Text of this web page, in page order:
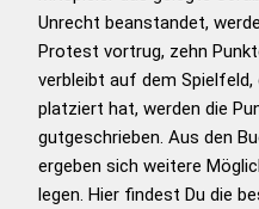
Unrecht beanstandet,
Protest vortrug, zehn
verbleibt auf dem Spielfeld,
platziert hat, werden die
gutgeschrieben. Aus den
ergeben sich weitere
legen. Hier findest Du die